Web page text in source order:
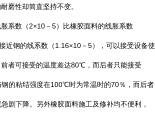
磨性却简直坚持不变。
系数（2×10 － 5）比橡胶面料的线胀系数
近钢的线系数（1.16×10 － 5），可以接受设备使
者可接受的温度差达80℃ ，而后者只能接受
的粘结强度在100℃时为常温时的70％，而后者
剧下降。另外橡胶面料施工及修补均不便利，